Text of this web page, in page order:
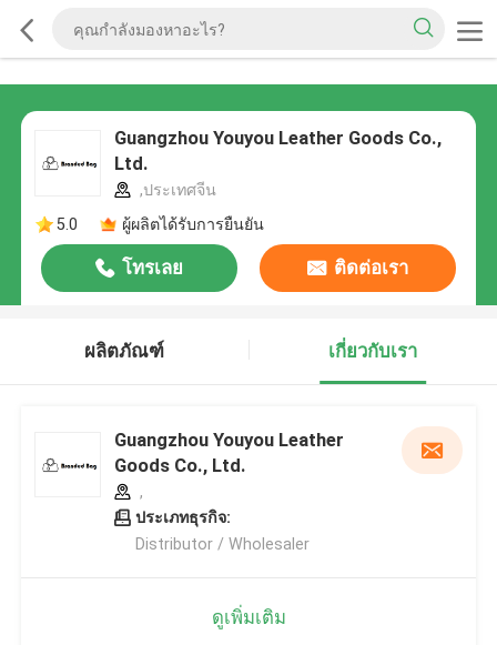
Guangzhou Youyou Leather Goods Co.,
Ltd.
,ประเทศจีน
5.0
ผู้ผลิตได้รับการยืนยัน
โทรเลย ติดต่อเรา
ผลิตภัณฑ์ เกี่ยวกับเรา
Guangzhou Youyou Leather
Goods Co., Ltd.
,
ประเภทธุรกิจ:
Distributor / Wholesaler
ดูเพิ่มเติม